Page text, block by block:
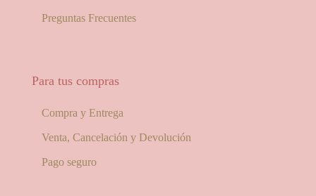
Preguntas Frecuentes
Para tus compras
Compra y Entrega
Venta, Cancelación y Devolución
Pago seguro